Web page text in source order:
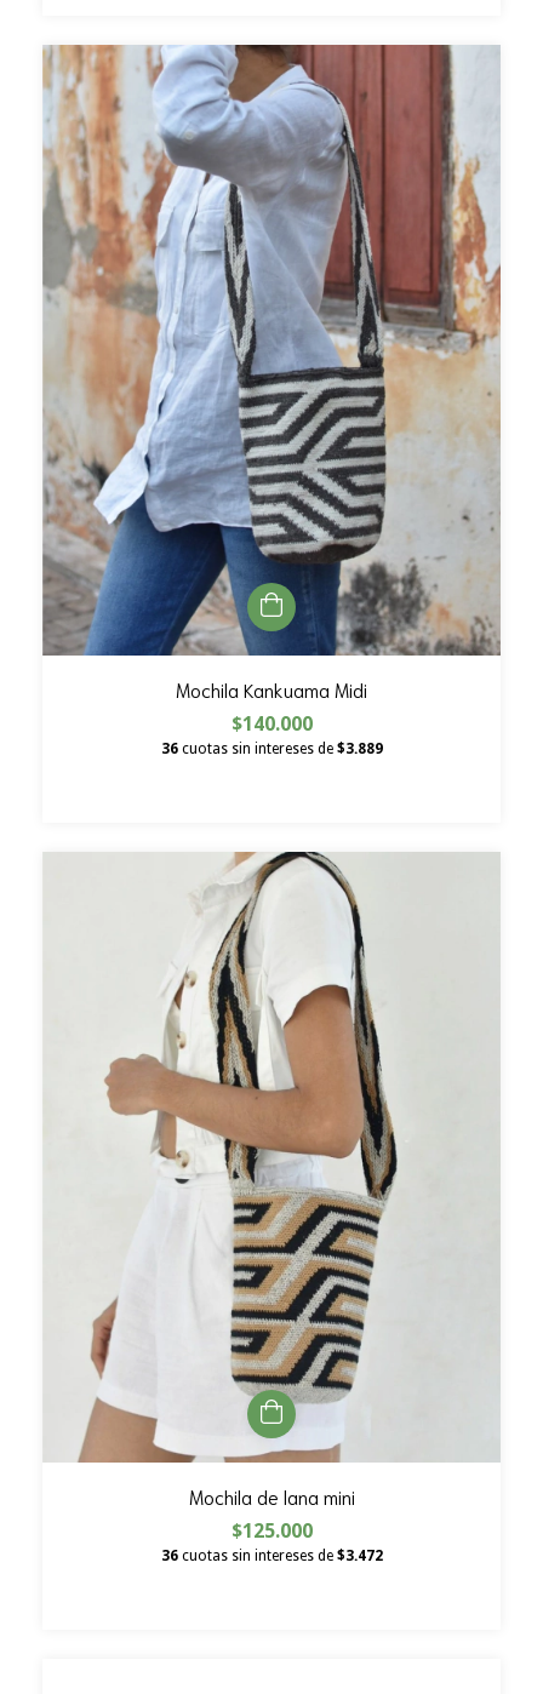
Mochila Kankuama Midi
$140.000
36 cuotas sin intereses de $3.889
Mochila de lana mini
$125.000
36 cuotas sin intereses de $3.472